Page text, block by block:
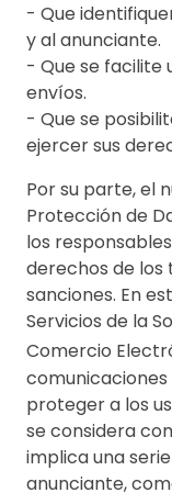
- Que
y al anunciante.
- Que se facilite
envíos.
- Que se
ejercer sus
Por su parte, el
Protección de
los
derechos de los
sanciones. En
Servicios de la
Comercio
proteger a los
se considera
implica una
anunciante,